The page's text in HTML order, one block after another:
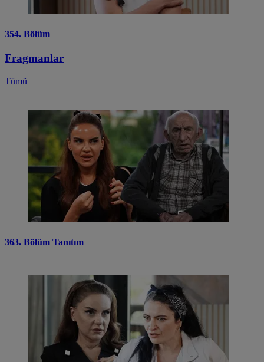
354. Bölüm
Fragmanlar
Tümü
363. Bölüm Tanıtım